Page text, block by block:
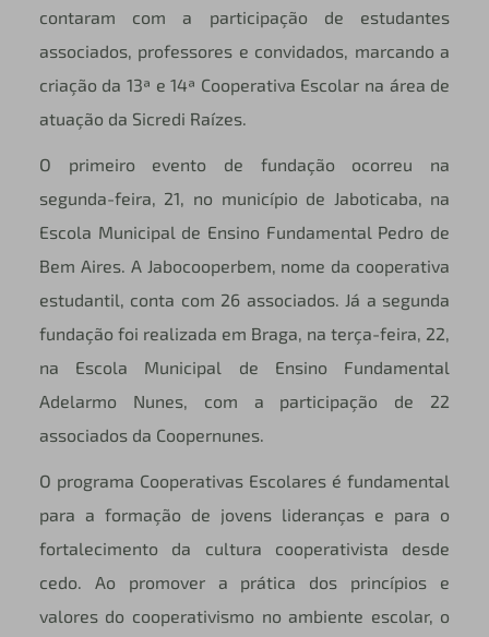
contaram com a participação de estudantes
associados, professores e convidados, marcando a
criação da 13ª e 14ª Cooperativa Escolar na área de
atuação da Sicredi Raízes.
O primeiro evento de fundação ocorreu na
segunda-feira, 21, no município de Jaboticaba, na
Escola Municipal de Ensino Fundamental Pedro de
Bem Aires. A Jabocooperbem, nome da cooperativa
estudantil, conta com 26 associados. Já a segunda
fundação foi realizada em Braga, na terça-feira, 22,
na Escola Municipal de Ensino Fundamental
Adelarmo Nunes, com a participação de 22
associados da Coopernunes.
O programa Cooperativas Escolares é fundamental
para a formação de jovens lideranças e para o
fortalecimento da cultura cooperativista desde
cedo. Ao promover a prática dos princípios e
valores do cooperativismo no ambiente escolar, o